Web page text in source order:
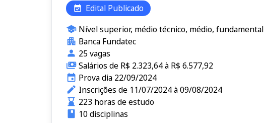
Edital Publicado
Nível superior, médio técnico, médio, fundamental
Banca Fundatec
25 vagas
Salários de R$ 2.323,64 à R$ 6.577,92
Prova dia 22/09/2024
Inscrições de 11/07/2024 à 09/08/2024
223 horas de estudo
10 disciplinas